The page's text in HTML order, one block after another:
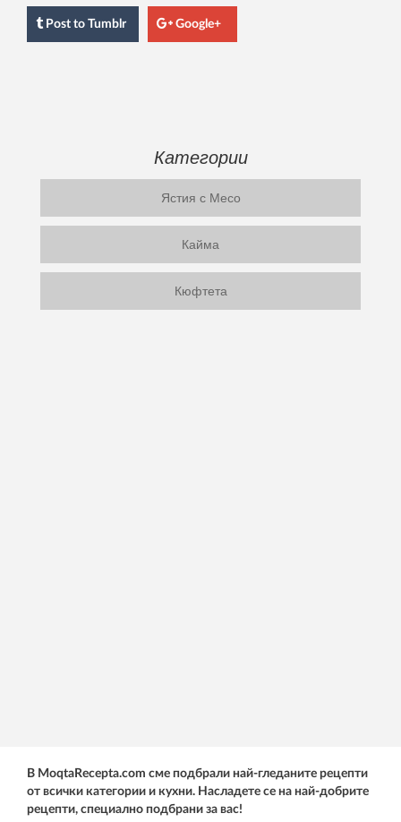
Post to Tumblr Google+
Категории
Ястия с Месо
Кайма
Кюфтета
В MoqtaRecepta.com сме подбрали най-гледаните рецепти
от всички категории и кухни. Насладете се на най-добрите
рецепти, специално подбрани за вас!